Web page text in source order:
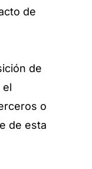
de
de
el
o
de esta